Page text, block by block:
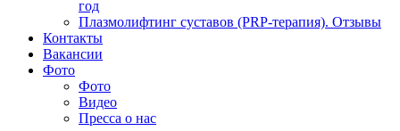
год
Плазмолифтинг суставов (PRP-терапия). Отзывы
Контакты
Вакансии
Фото
Фото
Видео
Пресса о нас